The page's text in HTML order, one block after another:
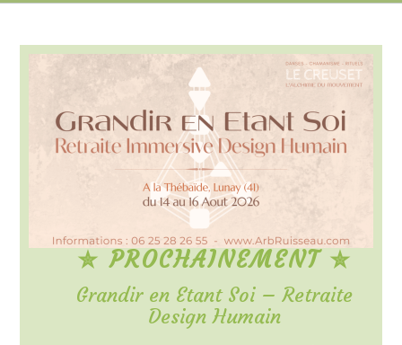
✮ PROCHAINEMENT ✮
Grandir en Etant Soi – Retraite
Design Humain